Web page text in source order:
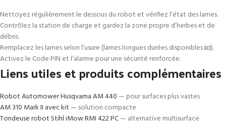
Nettoyez régulièrement le dessous du robot et vérifiez l’état des lames.
Contrôlez la station de charge et gardez la zone propre d’herbes et de
débris.
Remplacez les lames selon l’usure (lames longues durées disponiblesici).
Activez le Code PIN et l’alarme pour une sécurité renforcée.
Liens utiles et produits complémentaires
Robot Automower Husqvarna AM 440— pour surfaces plus vastes
AM 310 Mark II avec kit— solution compacte
Tondeuse robot Stihl iMow RMI 422 PC— alternative multisurface